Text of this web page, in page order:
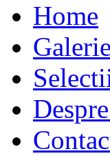
Home